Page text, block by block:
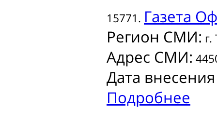
15771. Газета
Регион СМИ:
Адрес СМИ:
Дата
Подробнее